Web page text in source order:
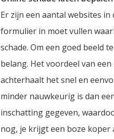
Er zijn een aantal websites
formulier in moet vullen
schade. Om een goed beeld
belang. Het voordeel van
achterhaalt het snel en
minder nauwkeurig is dan
inschatting gegeven,
nog, je krijgt een boze koper